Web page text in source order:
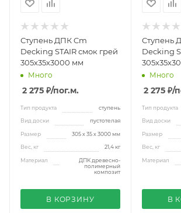
Ступень ДПК Cm
Decking STAIR смок грей
305х35х3000 мм
Много
2 275 ₽/пог.м.
Тип продукта ступень
Вид доски пустотелая
Размер 305 х 35 х 3000 мм
Вес, кг 21,4 кг
Материал
ДПК древесно-
полимерный
композит
В КОРЗИНУ
Ступень
Decking
Много
2 275 ₽/
Тип продукта
Вид доски
Размер
Вес, кг
Материал
В